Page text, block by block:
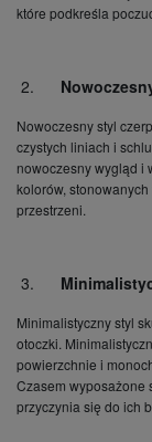
które podkreśla
Nowoczesny styl
czystych liniach i
nowoczesny wygląd i
kolorów,
przestrzeni.
Minimalistyczny styl
otoczki.
powierzchnie i
Czasem wyposażone
przyczynia się do ich